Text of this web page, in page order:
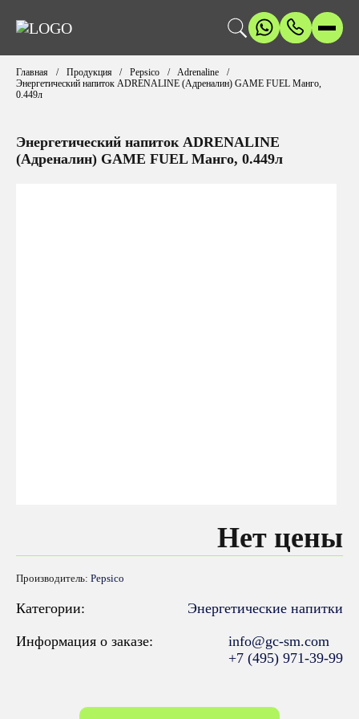
Главная Продукция Pepsico
Adrenaline
Энергетический напиток ADRENALINE (Адреналин) GAME FUEL Манго,
0.449л
Энергетический напиток ADRENALINE
(Адреналин) GAME FUEL Манго, 0.449л
Нет цены
Производитель:Pepsico
Категории: Энергетические напитки
Информация о заказе:
info@gc-sm.com
+7 (495) 971-39-99